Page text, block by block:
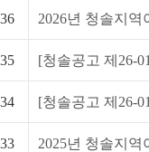
36 2026년 청솔지
35 [청솔공고 제26-
34 [청솔공고 제26-
33 2025년 청솔지